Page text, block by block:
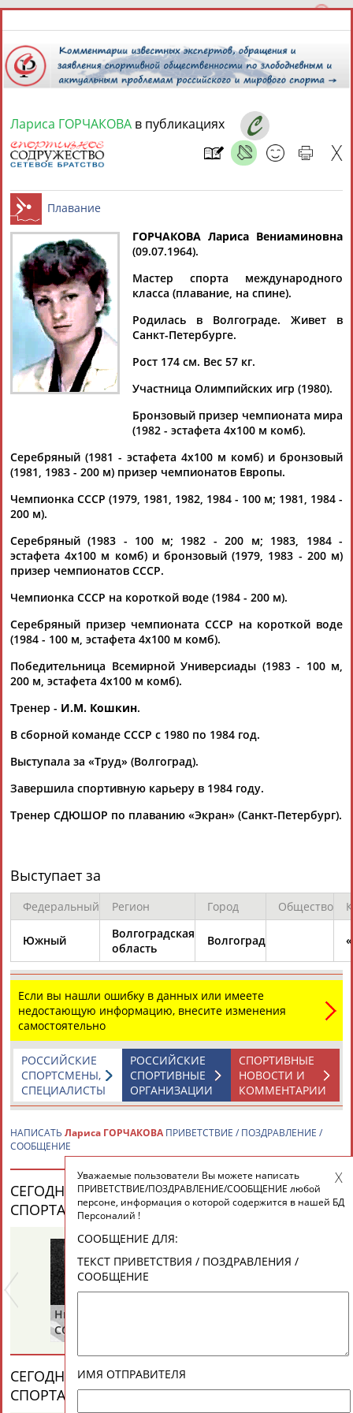
8 августа 2026 года,
СПОРТСМЕНЫ, ТРЕНЕРЫ И СПЕЦИАЛИСТЫ
Найдено: 1персона Расширенный поиск
Лариса
ГОРЧАКОВА
Ваш запрос: "Лариса ГОРЧАКОВА"
По условиям запроса публикаций нет
ТАБЛО АКТИВНОСТИ
ЦЕЛИ ПРОЕКТА КОНТАКТЫ НАШИ КНОПКИ
Вопросы сотрудничества и совместной деятельности
© Стадион, 1998-2026
Разработка и поддержка ООО НАИТ «Стадион»
Адресов в новостной рассылке: 996
Подпишись
Лариса ГОРЧАКОВА в публикациях
Плавание
ГОРЧАКОВА Лариса Вениаминовна
(09.07.1964).
Мастер спорта международного
класса (плавание, на спине).
Родилась в Волгограде. Живет в
Санкт-Петербурге.
Рост 174 см. Вес 57 кг.
Участница Олимпийских игр (1980).
Бронзовый призер чемпионата мира
(1982 - эстафета 4х100 м комб).
Серебряный (1981 - эстафета 4х100 м комб) и бронзовый
(1981, 1983 - 200 м) призер чемпионатов Европы.
Чемпионка СССР (1979, 1981, 1982, 1984 - 100 м; 1981, 1984 -
200 м).
Серебряный (1983 - 100 м; 1982 - 200 м; 1983, 1984 -
эстафета 4х100 м комб) и бронзовый (1979, 1983 - 200 м)
призер чемпионатов СССР.
Чемпионка СССР на короткой воде (1984 - 200 м).
Серебряный призер чемпионата СССР на короткой воде
(1984 - 100 м, эстафета 4х100 м комб).
Победительница Всемирной Универсиады (1983 - 100 м,
200 м, эстафета 4х100 м комб).
Тренер - И.М. Кошкин.
В сборной команде СССР с 1980 по 1984 год.
Выступала за «Труд» (Волгоград).
Завершила спортивную карьеру в 1984 году.
Тренер СДЮШОР по плаванию «Экран» (Санкт-Петербург).
Выступает за
Федеральный Регион Город Общество
Южный
Волгоградская
область
Волгоград
Если вы нашли ошибку в данных или имеете
недостающую информацию, внесите изменения
самостоятельно
СПОРТИВНЫЕ
НОВОСТИ И
КОММЕНТАРИИ
РОССИЙСКИЕ
СПОРТИВНЫЕ
ОРГАНИЗАЦИИ
РОССИЙСКИЕ
СПОРТСМЕНЫ,
СПЕЦИАЛИСТЫ
НАПИСАТЬ Лариса ГОРЧАКОВА ПРИВЕТСТВИЕ / ПОЗДРАВЛЕНИЕ /
СООБЩЕНИЕ
СЕГОДНЯ ДЕНЬ РОЖДЕНИЯ У ПЕРСОН ИЗ МИРА
СПОРТА (25 ПЕРСОНАЛИЙ)
ВЕСЬ СПИСОК
Николай
СОЛОГУБОВ
СЕГОДНЯ ДЕНЬ ПАМЯТИ У ПЕРСОН ИЗ МИРА
СПОРТА (4 ПЕРСОНАЛИЙ)
ВЕСЬ СПИСОК
Уважаемые пользователи Вы можете написать
ПРИВЕТСТВИЕ/ПОЗДРАВЛЕНИЕ/СООБЩЕНИЕ любой
персоне, информация о которой содержится в нашей БД
Персоналий !
СООБЩЕНИЕ ДЛЯ:
ТЕКСТ ПРИВЕТСТВИЯ / ПОЗДРАВЛЕНИЯ /
СООБЩЕНИЕ
ИМЯ ОТПРАВИТЕЛЯ